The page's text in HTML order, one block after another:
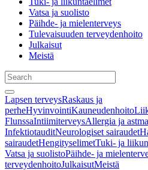
Vatsa ja suolisto
Päihde- ja mielenterveys
Tulevaisuuden terveydenhoito
Julkaisut
Meistä
Lapsen terveysRaskaus ja
perheHyvinvointiKauneudenhoito
FlunssaIntiimiterveysAllergia ja astma
InfektiotauditNeurologiset sairaudet
sairaudetHengityselimetTuki- ja
Vatsa ja suolistoPäihde- ja
terveydenhoitoJulkaisutMeistä